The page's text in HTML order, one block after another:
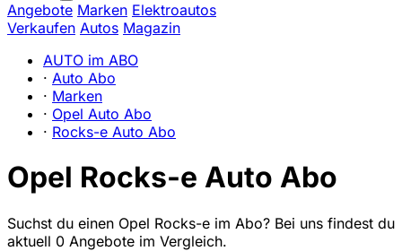
Angebote Marken Elektroautos
Verkaufen Autos Magazin
AUTO im ABO
· Auto Abo
· Marken
· Opel Auto Abo
· Rocks-e Auto Abo
Opel Rocks-e Auto Abo
Suchst du einen Opel Rocks-e im Abo? Bei uns findest du
aktuell 0 Angebote im Vergleich.